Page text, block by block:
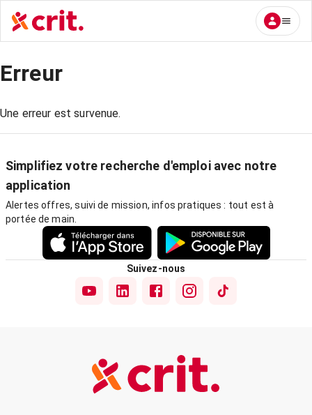
Erreur
Une erreur est survenue.
Simplifiez votre recherche d'emploi avec notre
application
Alertes offres, suivi de mission, infos pratiques : tout est à
portée de main.
Suivez-nous